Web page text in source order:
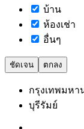
บ้าน
ห้องเช่า
อื่นๆ
ชัดเจน ตกลง
กรุงเทพมหา
บุรีรัมย์